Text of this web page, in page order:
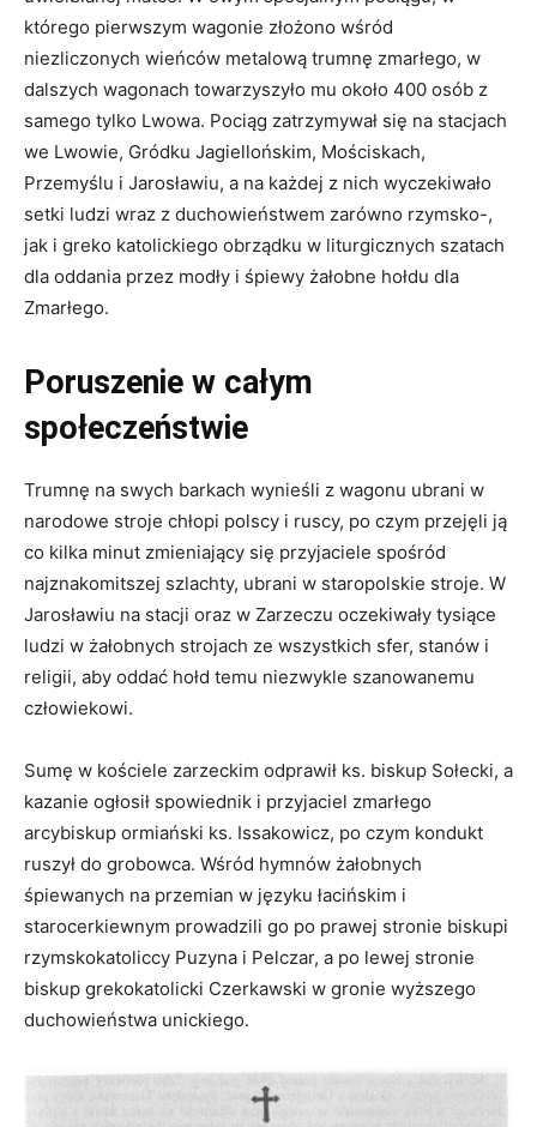
którego pierwszym wagonie złożono wśród
niezliczonych wieńców metalową trumnę zmarłego, w
dalszych wagonach towarzyszyło mu około 400 osób z
samego tylko Lwowa. Pociąg zatrzymywał się na stacjach
we Lwowie, Gródku Jagiellońskim, Mościskach,
Przemyślu i Jarosławiu, a na każdej z nich wyczekiwało
setki ludzi wraz z duchowieństwem zarówno rzymsko-,
jak i greko katolickiego obrządku w liturgicznych szatach
dla oddania przez modły i śpiewy żałobne hołdu dla
Zmarłego.
Poruszenie w całym
społeczeństwie
Trumnę na swych barkach wynieśli z wagonu ubrani w
narodowe stroje chłopi polscy i ruscy, po czym przejęli ją
co kilka minut zmieniający się przyjaciele spośród
najznakomitszej szlachty, ubrani w staropolskie stroje. W
Jarosławiu na stacji oraz w Zarzeczu oczekiwały tysiące
ludzi w żałobnych strojach ze wszystkich sfer, stanów i
religii, aby oddać hołd temu niezwykle szanowanemu
człowiekowi.
Sumę w kościele zarzeckim odprawił ks. biskup Sołecki, a
kazanie ogłosił spowiednik i przyjaciel zmarłego
arcybiskup ormiański ks. Issakowicz, po czym kondukt
ruszył do grobowca. Wśród hymnów żałobnych
śpiewanych na przemian w języku łacińskim i
starocerkiewnym prowadzili go po prawej stronie biskupi
rzymskokatoliccy Puzyna i Pelczar, a po lewej stronie
biskup grekokatolicki Czerkawski w gronie wyższego
duchowieństwa unickiego.